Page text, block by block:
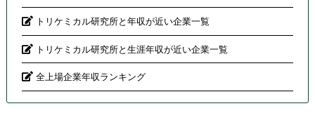
トリケミカル研究所と年収が近い企業一覧
トリケミカル研究所と生涯年収が近い企業一覧
全上場企業年収ランキング